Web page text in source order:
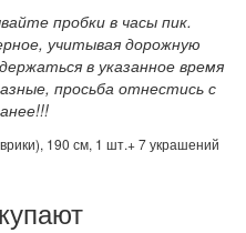
пробки в часы пик.
учитывая дорожную
в указанное время
просьба отнестись с
190 см, 1 шт.+ 7 украшений